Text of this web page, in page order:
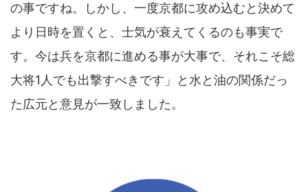
の事ですね。しかし、一度京都に攻め込むと決めて
より日時を置くと、士気が衰えてくるのも事実で
す。今は兵を京都に進める事が大事で、それこそ総
大将1人でも出撃すべきです」と水と油の関係だっ
た広元と意見が一致しました。